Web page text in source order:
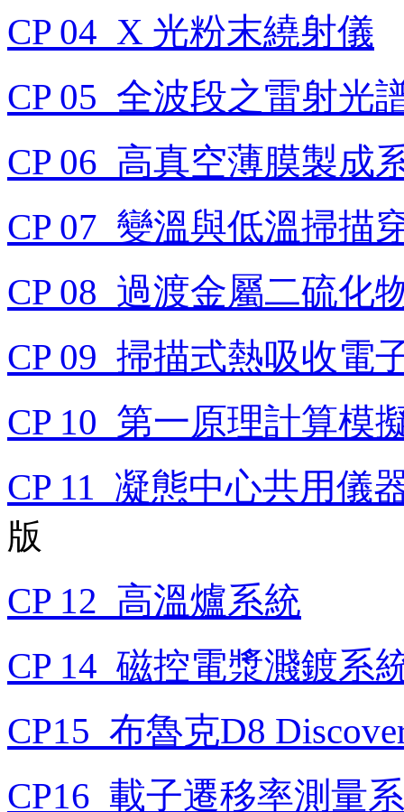
CP 04_X 光粉末繞射儀
CP 05_全波段之雷射光
CP 06_高真空薄膜製成
CP 07_變溫與低溫掃描
CP 08_過渡金屬二硫化
CP 09_掃描式熱吸收電
CP 10_第一原理計算模
CP 11_凝態中心共用儀
版
CP 12_高溫爐系統
CP 14_磁控電漿濺鍍系
CP15_布魯克D8
CP16_載子遷移率測量